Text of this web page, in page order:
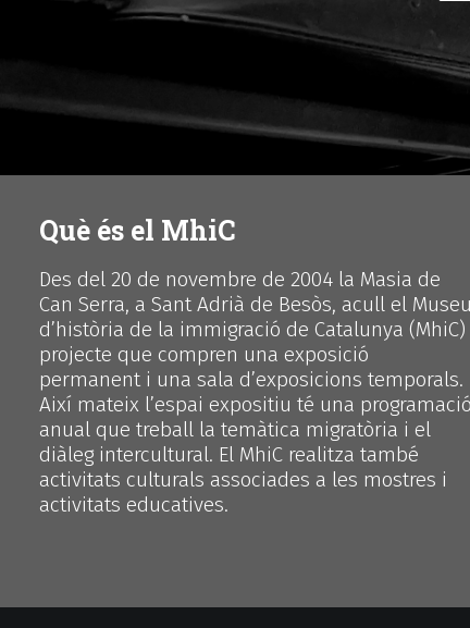
Què és el MhiC
Des del 20 de novembre de 2004 la Masia de
Can Serra, a Sant Adrià de Besòs, acull el Museu
d’història de la immigració de Catalunya (MhiC)
projecte que compren una exposició
permanent i una sala d’exposicions temporals.
Així mateix l’espai expositiu té una programació
anual que treball la temàtica migratòria i el
diàleg intercultural. El MhiC realitza també
activitats culturals associades a les mostres i
activitats educatives.